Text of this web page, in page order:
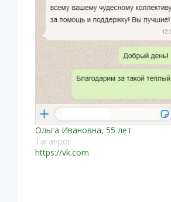
Ольга Ивановна, 55 лет
Таганрог
https://vk.com